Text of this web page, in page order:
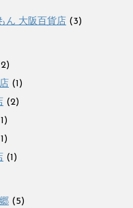
ん 大阪百貨店 (3)
(1)
(2)
(1)
(5)